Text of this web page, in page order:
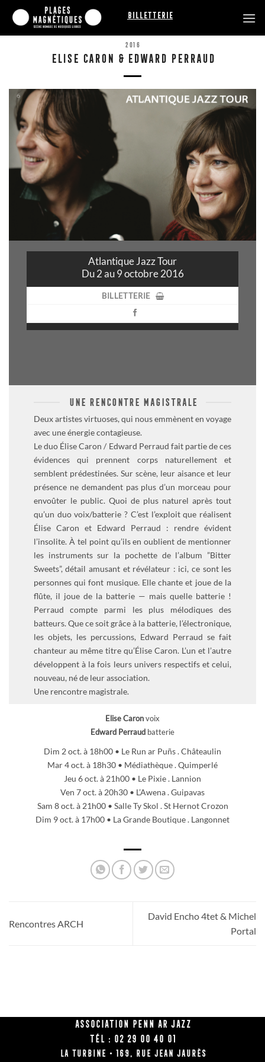
Passer
contenu
Billetterie
2016
ELISE CARON & EDWARD PERRAUD
Atlantique Jazz Tour
Du 2 au 9 octobre 2016
BILLETTERIE
UNE RENCONTRE MAGISTRALE
Deux artistes virtuoses, qui nous emmènent en voyage
avec une énergie contagieuse.
Le duo Élise Caron / Edward Perraud fait partie de ces
évidences qui prennent corps naturellement et
semblent prédestinées. Sur scène, leur aisance et leur
présence ne demandent pas plus d’un morceau pour
envoûter le public. Quoi de plus naturel après tout
qu’un duo voix/batterie ? C’est l’exploit que réalisent
Élise Caron et Edward Perraud : rendre évident
l’insolite. À tel point qu’ils en oublient de mentionner
les instruments sur la pochette de l’album ”Bitter
Sweets”, détail amusant et révélateur : ici, ce sont les
personnes qui font musique. Elle chante et joue de la
flûte, il joue de la batterie — mais quelle batterie !
Perraud compte parmi les plus mélodiques des
batteurs. Que ce soit grâce à la batterie, l’électronique,
les objets, les percussions, Edward Perraud se fait
chanteur au même titre qu’Élise Caron. L’un et l’autre
développent à la fois leurs univers respectifs et celui,
nouveau, né de leur association.
Une rencontre magistrale.
Elise Caronvoix
Edward Perraud batterie
Dim 2 oct. à 18h00 • Le Run ar Puñs . Châteaulin
Mar 4 oct. à 18h30 • Médiathèque . Quimperlé
Jeu 6 oct. à 21h00 • Le Pixie . Lannion
Ven 7 oct. à 20h30 • L’Awena . Guipavas
Sam 8 oct. à 21h00 • Salle Ty Skol . St Hernot Crozon
Dim 9 oct. à 17h00 • La Grande Boutique . Langonnet
Rencontres ARCH
David Encho 4tet & Michel
Portal
Association Penn Ar Jazz
Tél : 02 29 00 40 01
La Turbine • 169, rue Jean Jaurès